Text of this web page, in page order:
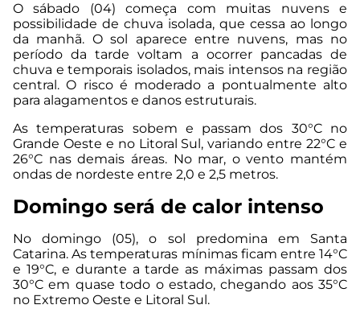
O sábado (04) começa com muitas nuvens e
possibilidade de chuva isolada, que cessa ao longo
da manhã. O sol aparece entre nuvens, mas no
período da tarde voltam a ocorrer pancadas de
chuva e temporais isolados, mais intensos na região
central. O risco é moderado a pontualmente alto
para alagamentos e danos estruturais.
As temperaturas sobem e passam dos 30°C no
Grande Oeste e no Litoral Sul, variando entre 22°C e
26°C nas demais áreas. No mar, o vento mantém
ondas de nordeste entre 2,0 e 2,5 metros.
Domingo será de calor intenso
No domingo (05), o sol predomina em Santa
Catarina. As temperaturas mínimas ficam entre 14°C
e 19°C, e durante a tarde as máximas passam dos
30°C em quase todo o estado, chegando aos 35°C
no Extremo Oeste e Litoral Sul.